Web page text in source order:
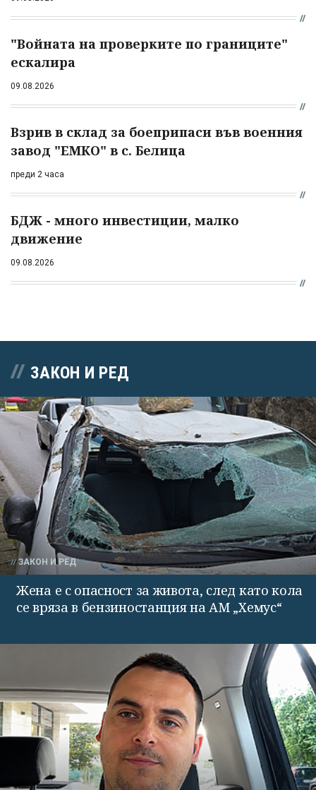
"Войната на проверките по границите"
ескалира
09.08.2026
Взрив в склад за боеприпаси във военния
завод "ЕМКО" в с. Белица
преди 2 часа
БДЖ - много инвестиции, малко
движение
09.08.2026
ЗАКОН И РЕД
ЗАКОН И РЕД
Жена е с опасност за живота, след като кола
се вряза в бензиностанция на АМ „Хемус“